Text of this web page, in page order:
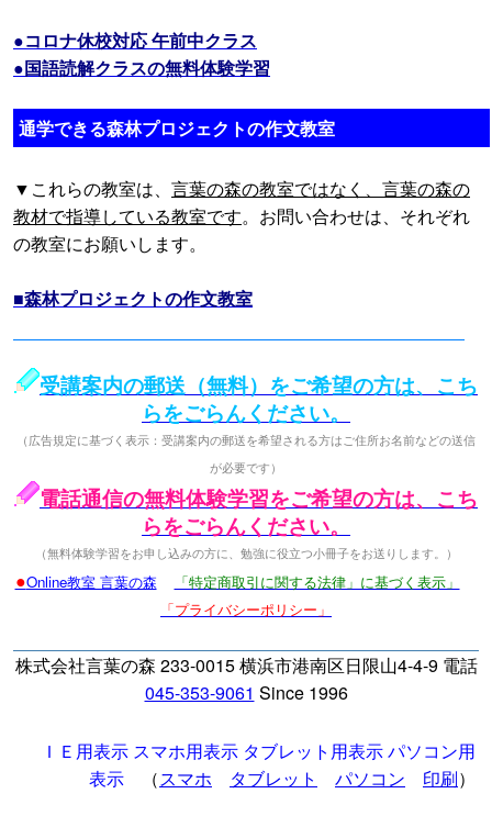
●コロナ休校対応 午前中クラス
●国語読解クラスの無料体験学習
通学できる森林プロジェクトの作文教室
▼これらの教室は、 言葉の森の教室ではなく、言葉の森の
教材で指導している教室です。お問い合わせは、それぞれ
の教室にお願いします。
■森林プロジェクトの作文教室
受講案内の郵送（無料）をご希望の方は、こち
らをごらんください。
（広告規定に基づく表示：受講案内の郵送を希望される方はご住所お名前などの送信
が必要です）
電話通信の無料体験学習をご希望の方は、こち
らをごらんください。
（無料体験学習をお申し込みの方に、勉強に役立つ小冊子をお送りします。）
●Online教室 言葉の森
「特定商取引に関する法律」に基づく表示」
「プライバシーポリシー」
株式会社言葉の森 233-0015 横浜市港南区日限山4-4-9 電話
045-353-9061 Since 1996
ＩＥ用表示 スマホ用表示 タブレット用表示パソコン用
表示 （スマホ タブレット パソコン 印刷）